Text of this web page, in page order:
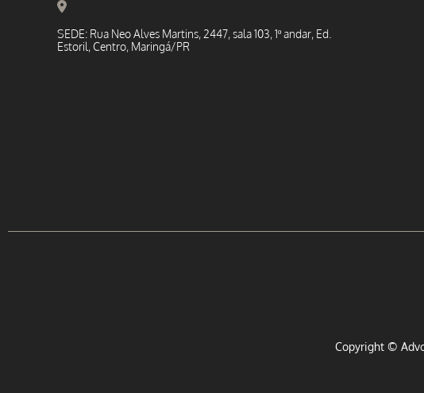
SEDE: Rua Neo Alves Martins, 2447, sala 103, 1º andar, Ed.
Estoril, Centro, Maringá/PR
Copyright ©